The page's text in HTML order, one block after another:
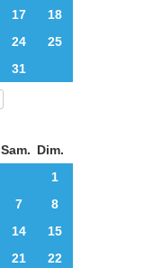
17
18
24
25
31
Sam. Dim.
1
7
8
14
15
21
22